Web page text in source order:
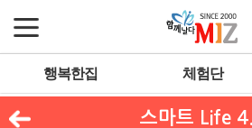
행복한집 체험단
스마트 Life